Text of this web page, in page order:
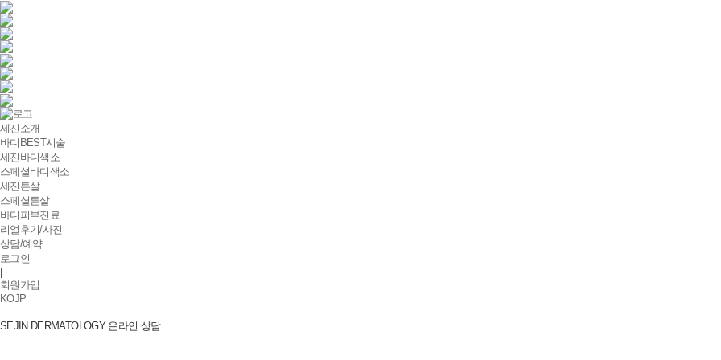
세진소개
바디BEST시술
세진바디색소
스페셜바디색소
세진튼살
스페셜튼살
바디피부진료
리얼후기/사진
상담/예약
로그인
|
회원가입
KOJP
SEJIN DERMATOLOGY 온라인 상담